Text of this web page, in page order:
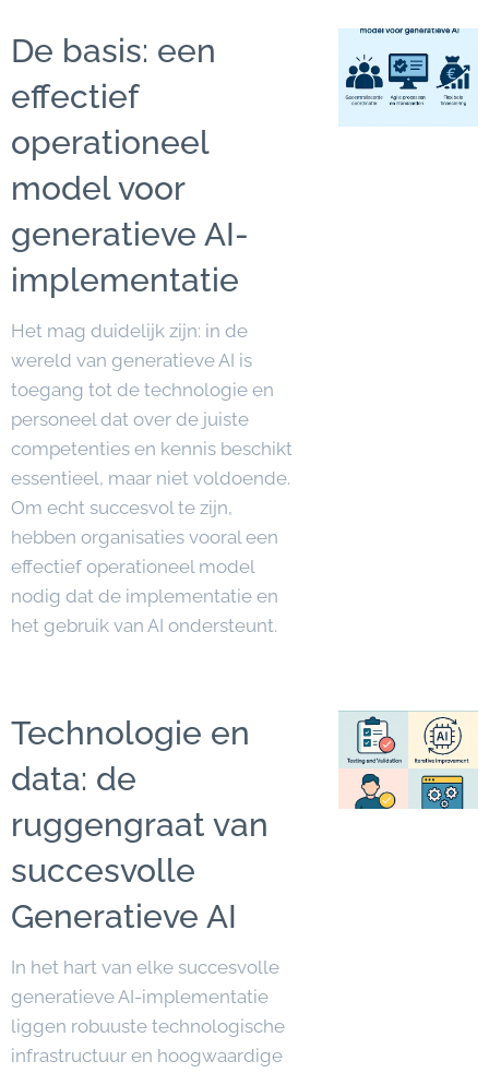
De basis: een
effectief
operationeel
model voor
generatieve AI-
implementatie
Het mag duidelijk zijn: in de
wereld van generatieve AI is
toegang tot de technologie en
personeel dat over de juiste
competenties en kennis beschikt
essentieel, maar niet voldoende.
Om echt succesvol te zijn,
hebben organisaties vooral een
effectief operationeel model
nodig dat de implementatie en
het gebruik van AI ondersteunt.
Technologie en
data: de
ruggengraat van
succesvolle
Generatieve AI
In het hart van elke succesvolle
generatieve AI-implementatie
liggen robuuste technologische
infrastructuur en hoogwaardige